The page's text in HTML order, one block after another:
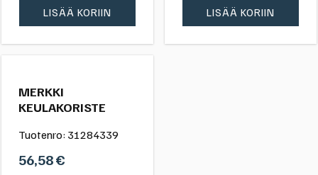
LISÄÄ KORIIN LISÄÄ KORIIN
MERKKI
KEULAKORISTE
Tuotenro: 31284339
56,58€